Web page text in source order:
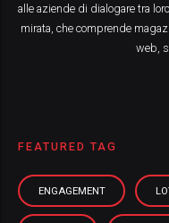
alle aziende di dialogare tra
mirata, che comprende
web,
FEATURED TAG
ENGAGEMENT